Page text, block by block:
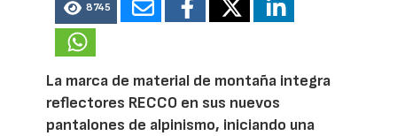
8745
La marca de material de montaña integra
reflectores RECCO en sus nuevos
pantalones de alpinismo, iniciando una